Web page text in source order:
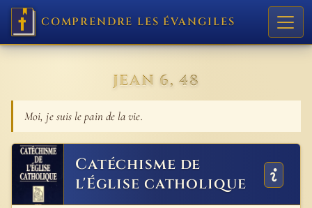
COMPRENDRE LES ÉVANGILES
JEAN 6, 48
Moi, je suis le pain de la vie.
Catéchisme de
l'Église catholique